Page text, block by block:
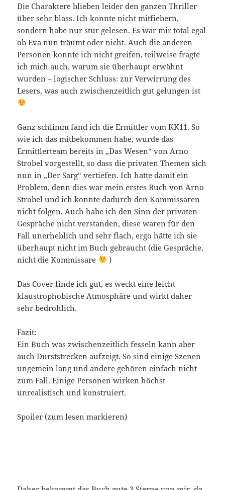
Die Charaktere blieben leider den ganzen Thriller
über sehr blass. Ich konnte nicht mitfiebern,
sondern habe nur stur gelesen. Es war mir total egal
ob Eva nun träumt oder nicht. Auch die anderen
Personen konnte ich nicht greifen, teilweise fragte
ich mich auch, warum sie überhaupt erwähnt
wurden – logischer Schluss: zur Verwirrung des
Lesers, was auch zwischenzeitlich gut gelungen ist
Ganz schlimm fand ich die Ermittler vom KK11. So
wie ich das mitbekommen habe, wurde das
Ermittlerteam bereits in „Das Wesen“ von Arno
Strobel vorgestellt, so dass die privaten Themen sich
nun in „Der Sarg“ vertiefen. Ich hatte damit ein
Problem, denn dies war mein erstes Buch von Arno
Strobel und ich konnte dadurch den Kommissaren
nicht folgen. Auch habe ich den Sinn der privaten
Gespräche nicht verstanden, diese waren für den
Fall unerheblich und sehr flach, ergo hätte ich sie
überhaupt nicht im Buch gebraucht (die Gespräche,
nicht die Kommissare
)
Das Cover finde ich gut, es weckt eine leicht
klaustrophobische Atmosphäre und wirkt daher
sehr bedrohlich.
Fazit:
Ein Buch was zwischenzeitlich fesseln kann aber
auch Durststrecken aufzeigt. So sind einige Szenen
ungemein lang und andere gehören einfach nicht
zum Fall. Einige Personen wirken höchst
unrealistisch und konstruiert.
Spoiler (zum lesen markieren)